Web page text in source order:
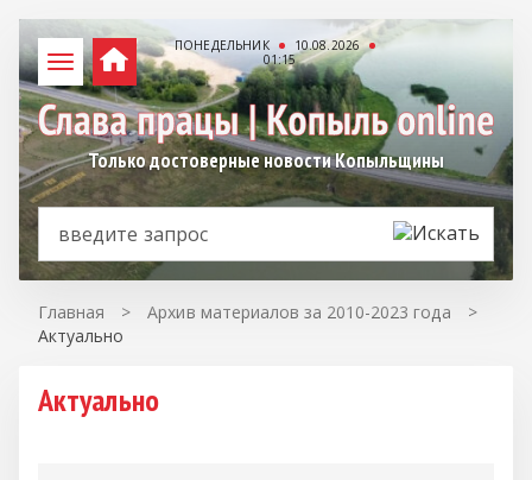
ПОНЕДЕЛЬНИК
10.08.2026
01:15
Только достоверные новости Копыльщины
Главная > Архив материалов за 2010-2023 года
>
Актуально
Актуально